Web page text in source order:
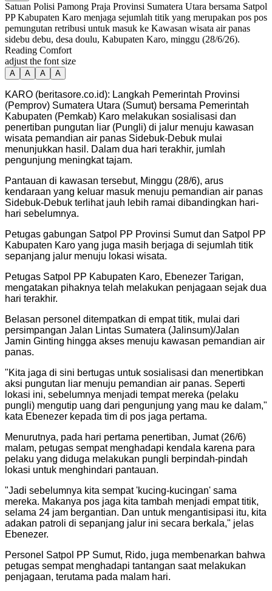
Satuan Polisi Pamong Praja Provinsi Sumatera Utara bersama Satpol
PP Kabupaten Karo menjaga sejumlah titik yang merupakan pos pos
pemungutan retribusi untuk masuk ke Kawasan wisata air panas
sidebu debu, desa doulu, Kabupaten Karo, minggu (28/6/26).
Reading Comfort
adjust the font size
A A A A
KARO (beritasore.co.id): Langkah Pemerintah Provinsi
(Pemprov) Sumatera Utara (Sumut) bersama Pemerintah
Kabupaten (Pemkab) Karo melakukan sosialisasi dan
penertiban pungutan liar (Pungli) di jalur menuju kawasan
wisata pemandian air panas Sidebuk-Debuk mulai
menunjukkan hasil. Dalam dua hari terakhir, jumlah
pengunjung meningkat tajam.
Pantauan di kawasan tersebut, Minggu (28/6), arus
kendaraan yang keluar masuk menuju pemandian air panas
Sidebuk-Debuk terlihat jauh lebih ramai dibandingkan hari-
hari sebelumnya.
Petugas gabungan Satpol PP Provinsi Sumut dan Satpol PP
Kabupaten Karo yang juga masih berjaga di sejumlah titik
sepanjang jalur menuju lokasi wisata.
Petugas Satpol PP Kabupaten Karo, Ebenezer Tarigan,
mengatakan pihaknya telah melakukan penjagaan sejak dua
hari terakhir.
Belasan personel ditempatkan di empat titik, mulai dari
persimpangan Jalan Lintas Sumatera (Jalinsum)/Jalan
Jamin Ginting hingga akses menuju kawasan pemandian air
panas.
"Kita jaga di sini bertugas untuk sosialisasi dan menertibkan
aksi pungutan liar menuju pemandian air panas. Seperti
lokasi ini, sebelumnya menjadi tempat mereka (pelaku
pungli) mengutip uang dari pengunjung yang mau ke dalam,"
kata Ebenezer kepada tim di pos jaga pertama.
Menurutnya, pada hari pertama penertiban, Jumat (26/6)
malam, petugas sempat menghadapi kendala karena para
pelaku yang diduga melakukan pungli berpindah-pindah
lokasi untuk menghindari pantauan.
"Jadi sebelumnya kita sempat 'kucing-kucingan' sama
mereka. Makanya pos jaga kita tambah menjadi empat titik,
selama 24 jam bergantian. Dan untuk mengantisipasi itu, kita
adakan patroli di sepanjang jalur ini secara berkala," jelas
Ebenezer.
Personel Satpol PP Sumut, Rido, juga membenarkan bahwa
petugas sempat menghadapi tantangan saat melakukan
penjagaan, terutama pada malam hari.